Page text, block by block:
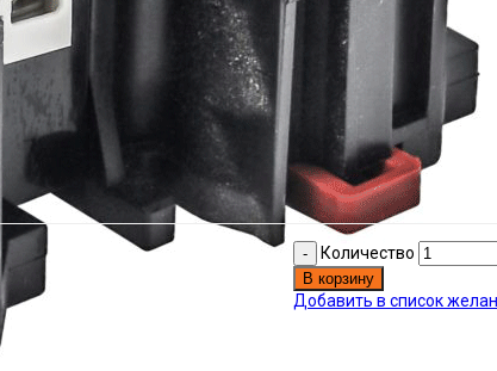
Количество
В корзину
Добавить в список